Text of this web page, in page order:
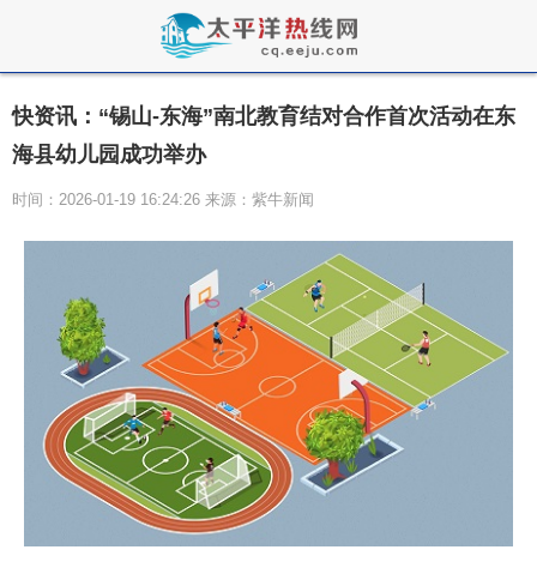
快资讯：“锡山-东海”南北教育结对合作首次活动在东
海县幼儿园成功举办
时间：2026-01-19 16:24:26 来源：紫牛新闻